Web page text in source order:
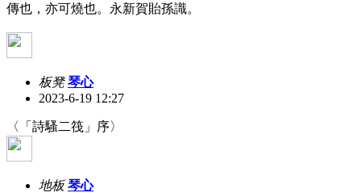
傳也，亦可燒也。永新賀貽孫識。
板凳 琴心
2023-6-19 12:27
〈「詩騷二筏」序〉
地板 琴心